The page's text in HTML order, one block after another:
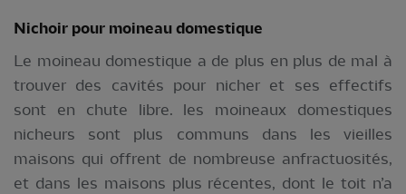
Nichoir pour moineau domestique
Le moineau domestique a de plus en plus de mal à
trouver des cavités pour nicher et ses effectifs
sont en chute libre. les moineaux domestiques
nicheurs sont plus communs dans les vieilles
maisons qui offrent de nombreuse anfractuosités,
et dans les maisons plus récentes, dont le toit n’a